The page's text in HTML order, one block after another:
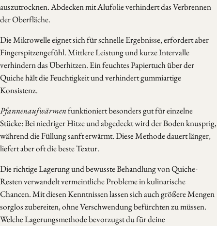
auszutrocknen. Abdecken mit Alufolie verhindert das Verbrennen
der Oberfläche.
Die Mikrowelle eignet sich für schnelle Ergebnisse, erfordert aber
Fingerspitzengefühl. Mittlere Leistung und kurze Intervalle
verhindern das Überhitzen. Ein feuchtes Papiertuch über der
Quiche hält die Feuchtigkeit und verhindert gummiartige
Konsistenz.
Pfannenaufwärmenfunktioniert besonders gut für einzelne
Stücke: Bei niedriger Hitze und abgedeckt wird der Boden knusprig,
während die Füllung sanft erwärmt. Diese Methode dauert länger,
liefert aber oft die beste Textur.
Die richtige Lagerung und bewusste Behandlung von Quiche-
Resten verwandelt vermeintliche Probleme in kulinarische
Chancen. Mit diesen Kenntnissen lassen sich auch größere Mengen
sorglos zubereiten, ohne Verschwendung befürchten zu müssen.
Welche Lagerungsmethode bevorzugst du für deine